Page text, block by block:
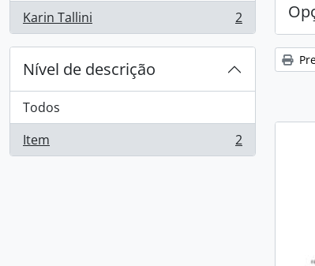
Karin Tallini
, 2 resultados 2
Nível de descrição
Todos
Item
, 2 resultados 2